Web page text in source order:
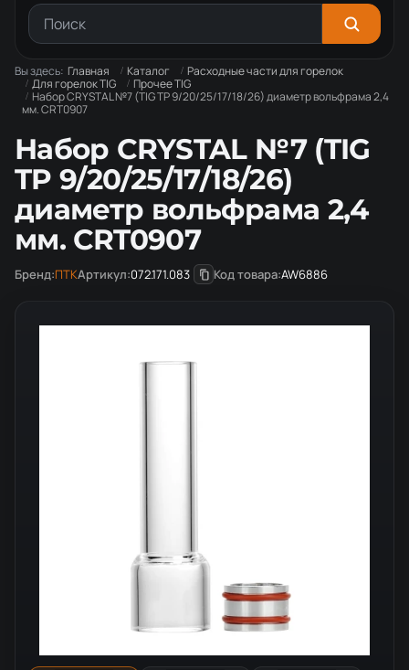
Вы здесь: Главная Каталог
Расходные части для горелок
Для горелок TIG
Прочее TIG
Набор CRYSTAL №7 (TIG TP 9/20/25/17/18/26) диаметр вольфрама 2,4
мм. CRT0907
Набор CRYSTAL №7 (TIG
TP 9/20/25/17/18/26)
диаметр вольфрама 2,4
мм. CRT0907
Бренд:ПТКАртикул:072.171.083 Код товара:AW6886